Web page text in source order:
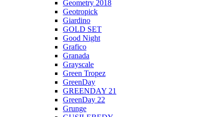
Geometry 2018
Geotropick
Giardino
GOLD SET
Good Night
Grafico
Granada
Grayscale
Green Tropez
GreenDay
GREENDAY 21
GreenDay 22
Grunge